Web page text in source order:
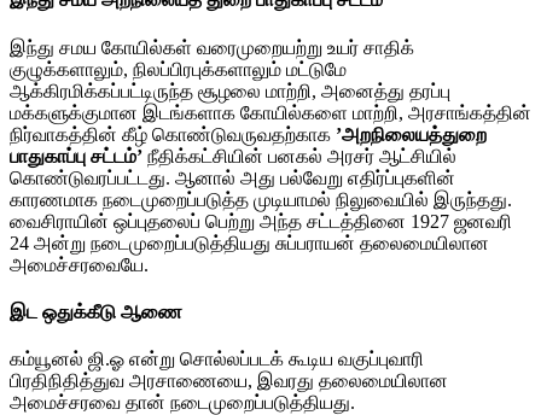
இந்து சமய கோயில்கள் வரைமுறையற்று உயர் சாதிக்
குழுக்களாலும், நிலப்பிரபுக்களாலும் மட்டுமே
ஆக்கிரமிக்கப்பட்டிருந்த சூழலை மாற்றி, அனைத்து தரப்பு
மக்களுக்குமான இடங்களாக கோயில்களை மாற்றி, அரசாங்கத்தின்
நிர்வாகத்தின் கீழ் கொண்டுவருவதற்காக ’அறநிலையத்துறை
பாதுகாப்பு சட்டம்’ நீதிக்கட்சியின் பனகல் அரசர் ஆட்சியில்
கொண்டுவரப்பட்டது. ஆனால் அது பல்வேறு எதிர்ப்புகளின்
காரணமாக நடைமுறைப்படுத்த முடியாமல் நிலுவையில் இருந்தது.
வைசிராயின் ஒப்புதலைப் பெற்று அந்த சட்டத்தினை 1927 ஜனவரி
24 அன்று நடைமுறைப்படுத்தியது சுப்பராயன் தலைமையிலான
அமைச்சரவையே.
இட ஒதுக்கீடு ஆணை
கம்யூனல் ஜி.ஓ என்று சொல்லப்படக் கூடிய வகுப்புவாரி
பிரதிநிதித்துவ அரசாணையை, இவரது தலைமையிலான
அமைச்சரவை தான் நடைமுறைப்படுத்தியது.